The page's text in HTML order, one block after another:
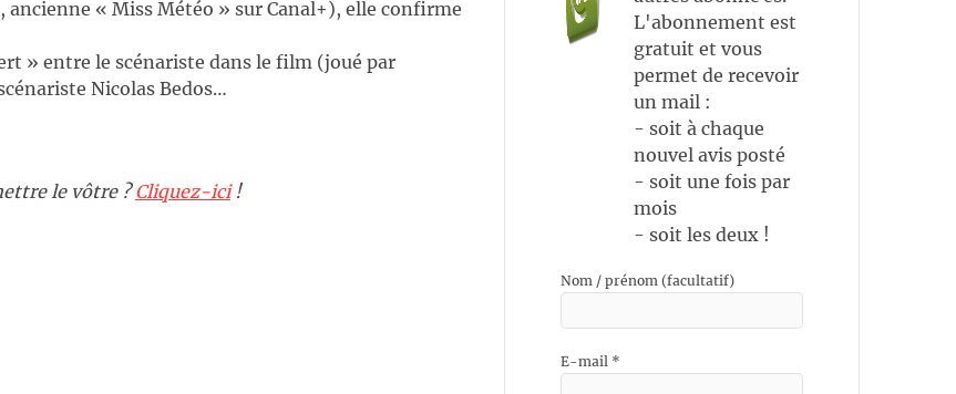
« Miss Météo » sur Canal+), elle confirme
» entre le scénariste dans le film (joué par
Nicolas Bedos…
le vôtre ?Cliquez-ici!
L'abonnement est
gratuit et vous
permet de recevoir
un mail :
- soit à chaque
nouvel avis posté
- soit une fois par
mois
- soit les deux !
Nom / prénom (facultatif)
E-mail *